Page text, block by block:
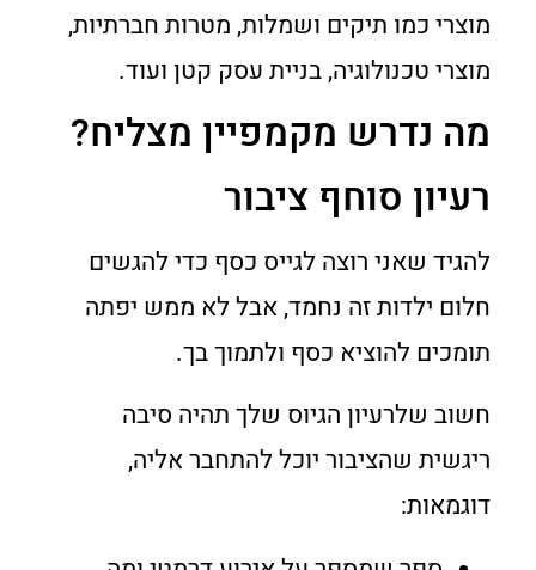
מוצרי כמו תיקים ושמלות, מטרות חברתיות,
מוצרי טכנולוגיה, בניית עסק קטן ועוד.
מה נדרש מקמפיין מצליח?
רעיון סוחף ציבור
להגיד שאני רוצה לגייס כסף כדי להגשים
חלום ילדות זה נחמד, אבל לא ממש יפתה
תומכים להוציא כסף ולתמוך בך.
חשוב שלרעיון הגיוס שלך תהיה סיבה
ריגשית שהציבור יוכל להתחבר אליה,
דוגמאות: